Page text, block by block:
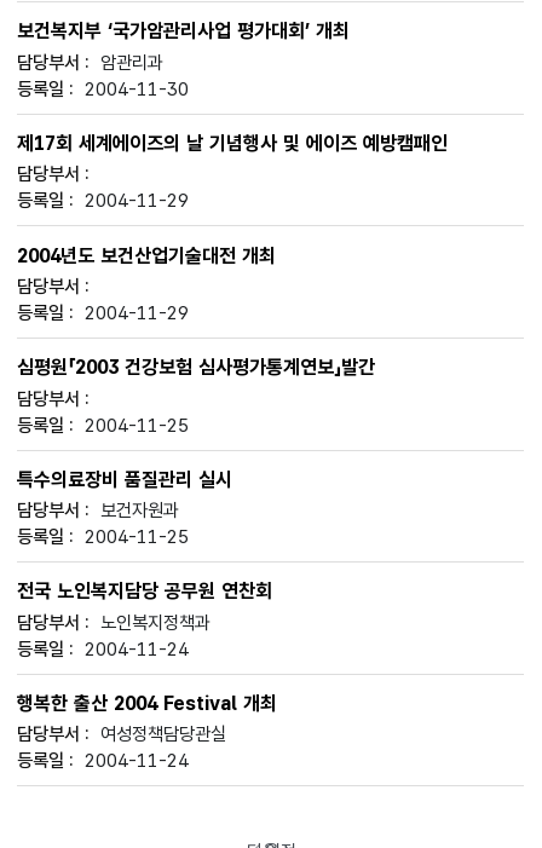
보건복지부 ‘국가암관리사업 평가대회’ 개최
암관리과
2004-11-30
제17회 세계에이즈의 날 기념행사 및 에이즈 예방캠패인
2004-11-29
2004년도 보건산업기술대전 개최
2004-11-29
심평원「2003 건강보험 심사평가통계연보」발간
2004-11-25
특수의료장비 품질관리 실시
보건자원과
2004-11-25
전국 노인복지담당 공무원 연찬회
노인복지정책과
2004-11-24
행복한 출산 2004 Festival 개최
여성정책담당관실
2004-11-24